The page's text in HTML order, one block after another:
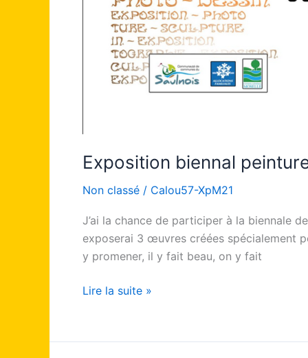
Exposition biennal
Non classé / Calou57-XpM21
J’ai la chance de participer à la biennale
exposerai 3 œuvres créées spécialement
y promener, il y fait beau, on y fait
Lire la suite »